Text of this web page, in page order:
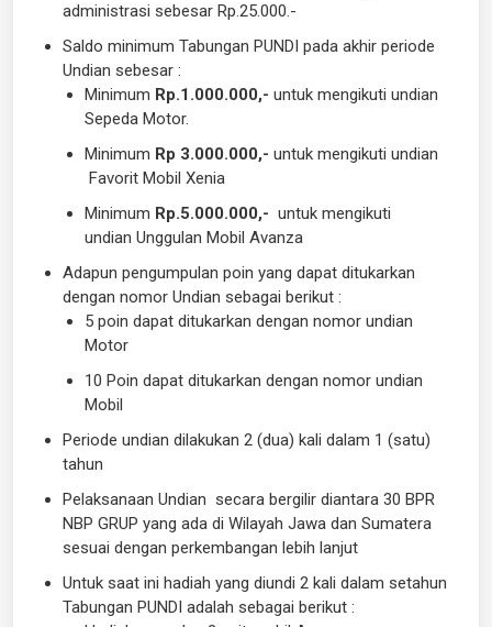
administrasi sebesar Rp.25.000.-
Saldo minimum Tabungan PUNDI pada akhir periode
Undian sebesar :
Minimum Rp.1.000.000,- untuk mengikuti undian
Sepeda Motor.
Minimum Rp 3.000.000,- untuk mengikuti undian
Favorit Mobil Xenia
Minimum Rp.5.000.000,- untuk mengikuti
undian Unggulan Mobil Avanza
Adapun pengumpulan poin yang dapat ditukarkan
dengan nomor Undian sebagai berikut :
5 poin dapat ditukarkan dengan nomor undian
Motor
10 Poin dapat ditukarkan dengan nomor undian
Mobil
Periode undian dilakukan 2 (dua) kali dalam 1 (satu)
tahun
Pelaksanaan Undian secara bergilir diantara 30 BPR
NBP GRUP yang ada di Wilayah Jawa dan Sumatera
sesuai dengan perkembangan lebih lanjut
Untuk saat ini hadiah yang diundi 2 kali dalam setahun
Tabungan PUNDI adalah sebagai berikut :